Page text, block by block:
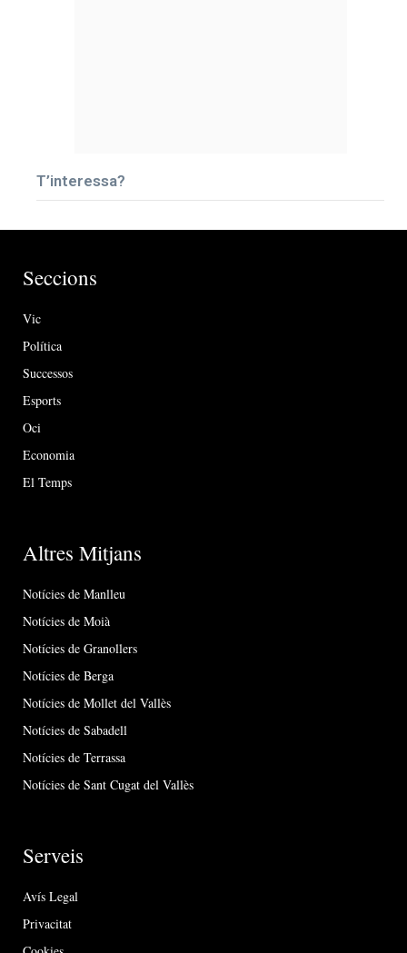
T’interessa?
Seccions
Vic
Política
Successos
Esports
Oci
Economia
El Temps
Altres Mitjans
Notícies de Manlleu
Notícies de Moià
Notícies de Granollers
Notícies de Berga
Notícies de Mollet del Vallès
Notícies de Sabadell
Notícies de Terrassa
Notícies de Sant Cugat del Vallès
Serveis
Avís Legal
Privacitat